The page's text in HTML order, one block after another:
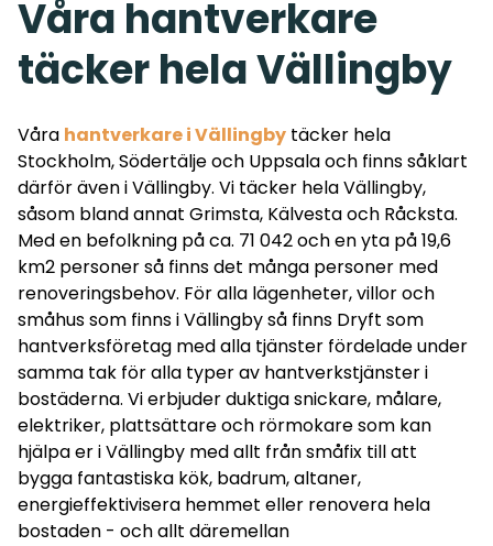
Våra hantverkare
täcker hela Vällingby
Våra hantverkare i Vällingby täcker hela
Stockholm,Södertälje och Uppsala och finns såklart
därför även iVällingby. Vi täcker hela Vällingby,
såsom bland annat Grimsta, Kälvesta och Råcksta.
Med en befolkning på ca. 71 042 och en yta på 19,6
km2 personer så finns det många personer med
renoveringsbehov. För alla lägenheter, villor och
småhus som finns i Vällingby så finns Dryft som
hantverksföretag med alla tjänster fördelade under
samma tak för alla typer av hantverkstjänster i
bostäderna. Vi erbjuder duktiga snickare, målare,
elektriker, plattsättare och rörmokare som kan
hjälpa er i Vällingby med allt från småfix till att
bygga fantastiska kök, badrum, altaner,
energieffektivisera hemmet eller renovera hela
bostaden - och allt däremellan